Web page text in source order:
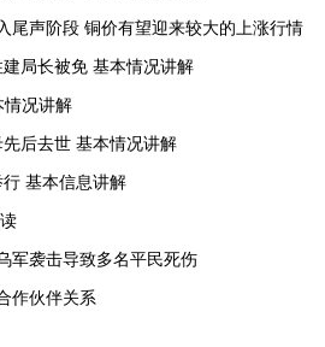
尾声阶段 铜价有望迎来较大的上涨行情
局长被免 基本情况讲解
情况讲解
后去世 基本情况讲解
基本信息讲解
军袭击导致多名平民死伤
作伙伴关系